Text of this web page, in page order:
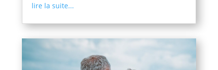
lire la suite...